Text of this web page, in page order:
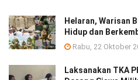
Helaran, Warisan
Hidup dan
Rabu, 22 Oktober
Laksanakan TKA